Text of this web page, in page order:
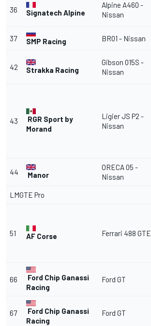
36 Signatech Alpine
Alpine A460 -
Nissan
37 SMP Racing BR01 - Nissan
42 Strakka Racing
Gibson 015S -
Nissan
43
RGR Sport by
Morand
Ligier JS P2 -
Nissan
44 Manor
ORECA 05 -
Nissan
LMGTE Pro
51 AF Corse Ferrari 488 GTE
66
Ford Chip Ganassi
Racing
Ford GT
67
Ford Chip Ganassi
Racing
Ford GT